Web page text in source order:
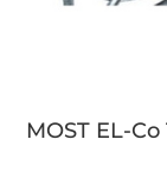
MOST EL-